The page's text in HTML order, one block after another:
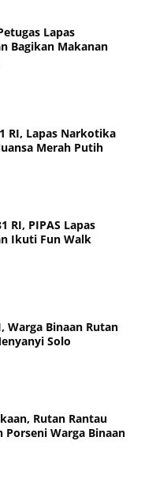
Lapas
Bagikan Makanan
RI, Lapas Narkotika
Merah Putih
RI, PIPAS Lapas
Ikuti Fun Walk
Warga Binaan Rutan
Solo
Rutan Rantau
Porseni Warga Binaan